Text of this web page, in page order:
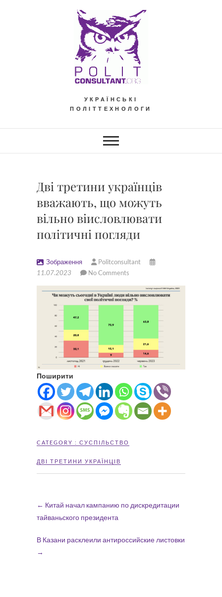
УКРАЇНСЬКІ
ПОЛІТТЕХНОЛОГИ
Дві третини українців
вважають, що можуть
вільно віисловлювати
політичні погляди
Зображення
Politconsultant
11.07.2023
No Comments
Поширити
CATEGORY : СУСПІЛЬСТВО
ДВІ ТРЕТИНИ УКРАЇНЦІВ
← Китай начал кампанию по дискредитации
тайваньского президента
В Казани расклеили антироссийские листовки
→